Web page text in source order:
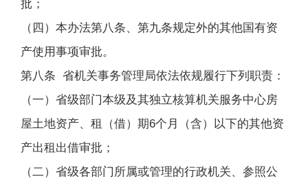
批；
（四）本办法第八条、第九条规定外的其他国有资
产使用事项审批。
第八条 省机关事务管理局依法依规履行下列职责：
（一）省级部门本级及其独立核算机关服务中心房
屋土地资产、租（借）期6个月（含）以下的其他资
产出租出借审批；
（二）省级各部门所属或管理的行政机关、参照公